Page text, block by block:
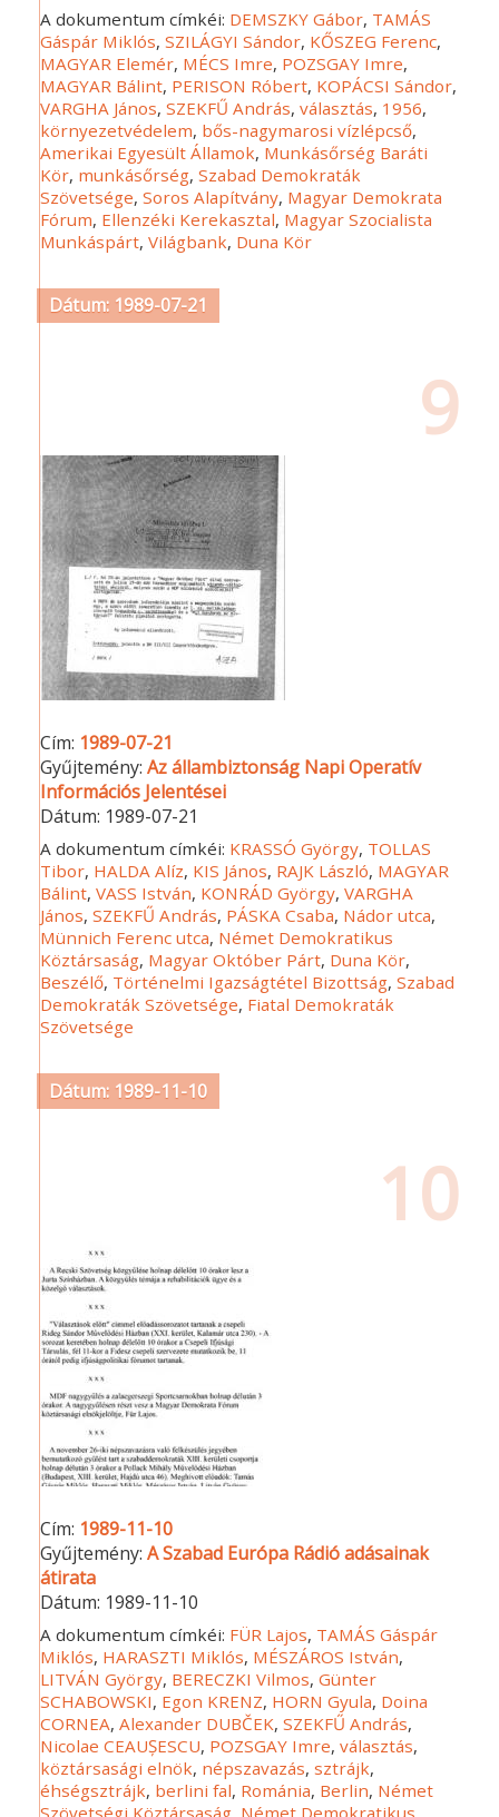
A dokumentum címkéi: DEMSZKY Gábor, TAMÁS
Gáspár Miklós,SZILÁGYI Sándor, KŐSZEG Ferenc,
MAGYAR Elemér, MÉCS Imre, POZSGAY Imre,
MAGYAR Bálint, PERISON Róbert, KOPÁCSI Sándor,
VARGHA János,SZEKFŰ András,választás, 1956,
környezetvédelem, bős-nagymarosi vízlépcső,
Amerikai Egyesült Államok, Munkásőrség Baráti
Kör, munkásőrség,Szabad Demokraták
Szövetsége,Soros Alapítvány, Magyar Demokrata
Fórum, Ellenzéki Kerekasztal, Magyar Szocialista
Munkáspárt,Világbank, Duna Kör
Dátum: 1989-07-21
9
Cím: 1989-07-21
Gyűjtemény:Az állambiztonság Napi Operatív
Információs Jelentései
Dátum: 1989-07-21
A dokumentum címkéi: KRASSÓ György, TOLLAS
Tibor, HALDA Alíz, KIS János, RAJK László, MAGYAR
Bálint,VASS István, KONRÁD György,VARGHA
János,SZEKFŰ András, PÁSKA Csaba, Nádor utca,
Münnich Ferenc utca, Német Demokratikus
Köztársaság, Magyar Október Párt, Duna Kör,
Beszélő, Történelmi Igazságtétel Bizottság,Szabad
Demokraták Szövetsége, Fiatal Demokraták
Szövetsége
Dátum: 1989-11-10
10
Cím: 1989-11-10
Gyűjtemény:A Szabad Európa Rádió adásainak
átirata
Dátum: 1989-11-10
A dokumentum címkéi: FÜR Lajos, TAMÁS Gáspár
Miklós, HARASZTI Miklós, MÉSZÁROS István,
LITVÁN György, BERECZKI Vilmos,Günter
SCHABOWSKI, Egon KRENZ, HORN Gyula, Doina
CORNEA,Alexander DUBČEK,SZEKFŰ András,
Nicolae CEAUȘESCU, POZSGAY Imre,választás,
köztársasági elnök, népszavazás,sztrájk,
éhségsztrájk, berlini fal, Románia, Berlin, Német
Szövetségi Köztársaság Német Demokratikus